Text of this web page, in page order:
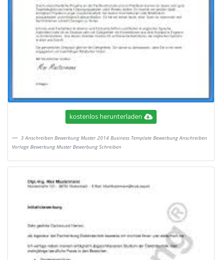
kostenlos herunterladen
3 Anschreiben Bewerbung Muster 2014 Business Template Bewerbung Anschreiben
Vorlage Bewerbung Muster Bewerbung Schreiben